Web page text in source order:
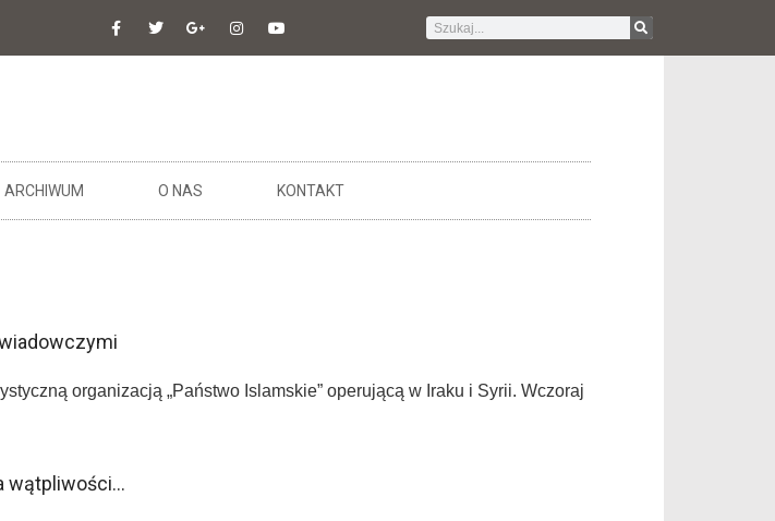
ARCHIWUM O NAS KONTAKT
organizacją „Państwo Islamskie” operującą w Iraku i Syrii. Wczoraj
wątpliwości…